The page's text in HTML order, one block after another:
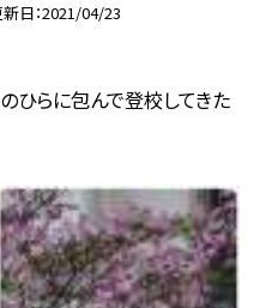
日 2021/04/23
ひらに包んで登校してきた